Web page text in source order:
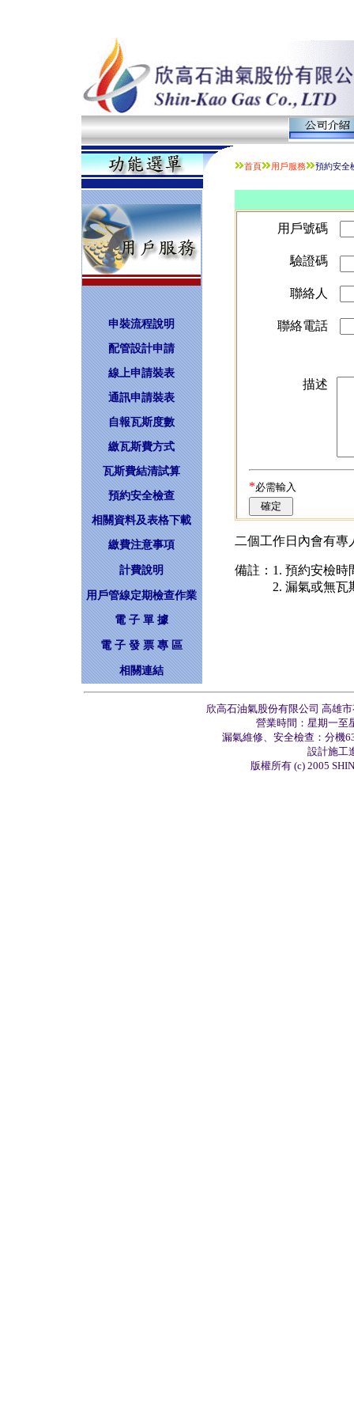
首頁 用戶服務 預約安全
申裝流程說明
配管設計申請
線上申請裝表
通訊申請裝表
自報瓦斯度數
繳瓦斯費方式
瓦斯費結清試算
預約安全檢查
相關資料及表格下載
繳費注意事項
計費說明
用戶管線定期檢查作業
電 子 單 據
電 子 發 票 專 區
相關連結
用戶號碼
驗證碼
聯絡人
聯絡電話
描述
*必需輸入
二個工作日內會有專
備註：1. 預約安檢時
2. 漏氣或無瓦斯
欣高石油氣股份有限公司 高雄
營業時間：星期一至
漏氣維修、安全檢查：分
設計施工
版權所有 (c) 2005